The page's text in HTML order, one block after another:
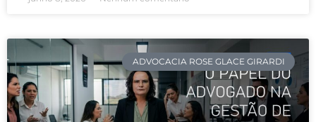
ADVOCACIA ROSE GLACE GIRARDI